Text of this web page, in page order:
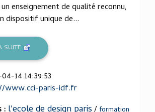
enseignement de qualité reconnu,
dispositif unique de...
SUITE
14 14:39:53
www.cci-paris-idf.fr